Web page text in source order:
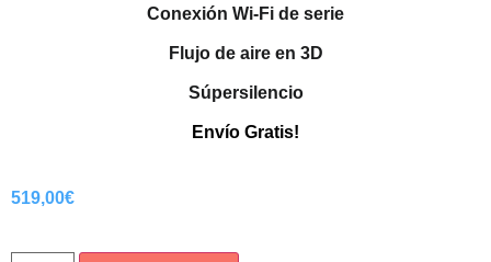
Conexión Wi-Fi de serie
Flujo de aire en 3D
Súpersilencio
Envío Gratis!
519,00€